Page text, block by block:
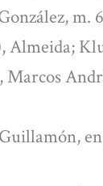
m.
Almeida;
Marcos